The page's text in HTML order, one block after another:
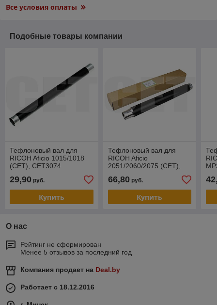
Все условия оплаты
Подобные товары компании
Тефлоновый вал для
RICOH Aficio 1015/1018
(CET), CET3074
29,90 руб.
Купить
Тефлоновый вал для
RICOH Aficio
2051/2060/2075 (CET),
66,80руб.
Купить
О нас
Рейтинг не сформирован
Менее 5 отзывов за последний год
Компания продает на Deal.by
Работает с 18.12.2016